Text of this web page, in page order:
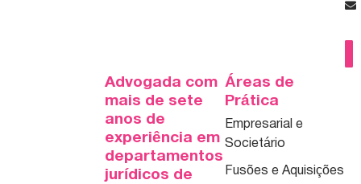
Advogada com
mais de sete
anos de
experiência em
departamentos
jurídicos de
Áreas de
Prática
Empresarial e
Societário
Fusões e Aquisições